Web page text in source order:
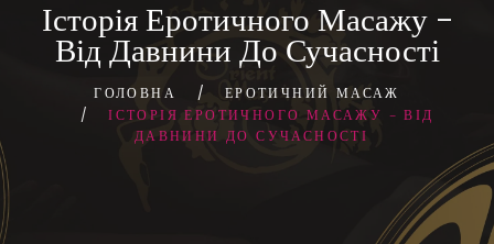
Історія Еротичного Масажу –
Від Давнини До Сучасності
ГОЛОВНА
ЕРОТИЧНИЙ МАСАЖ
ІСТОРІЯ ЕРОТИЧНОГО МАСАЖУ – ВІД
ДАВНИНИ ДО СУЧАСНОСТІ